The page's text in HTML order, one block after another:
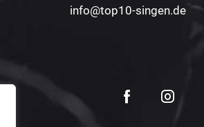
info@top10-singen.de